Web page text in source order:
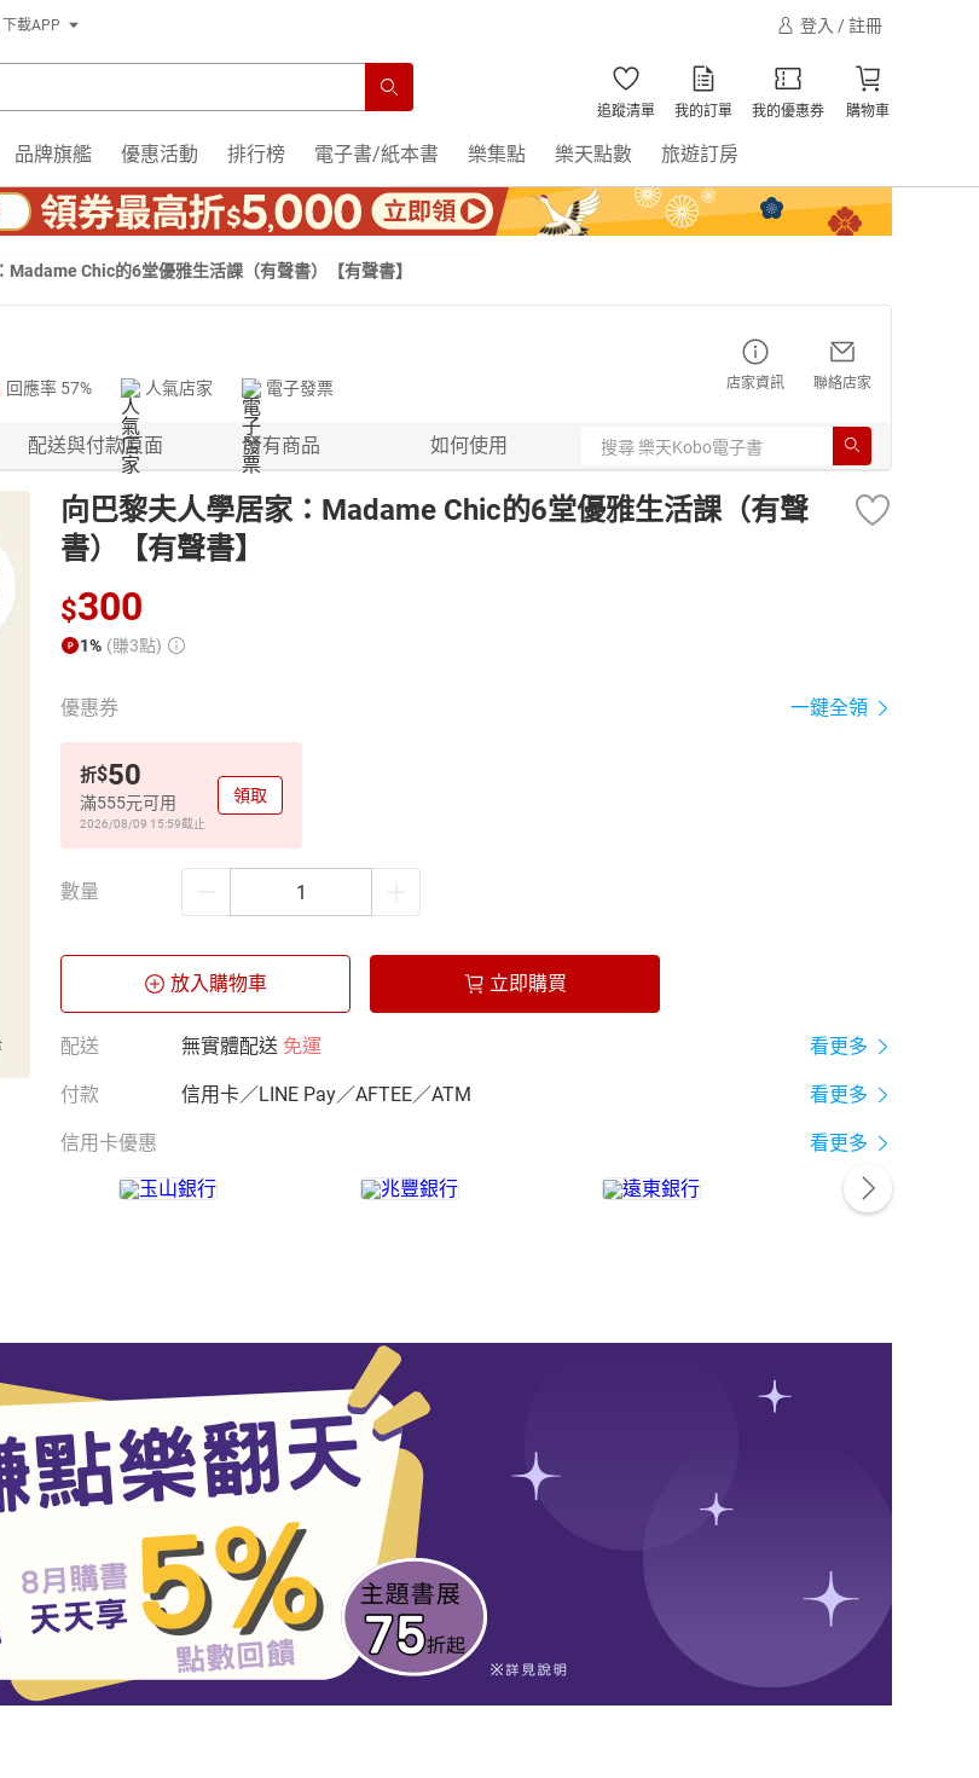
下載APP 登入 / 註冊
追蹤清單 我的訂單 我的優惠券 購物車
品牌旗艦 優惠活動 排行榜 電子書/紙本書 樂集點 樂天點數 旅遊訂房
Madame Chic的6堂優雅生活課（有聲書）【有聲書】
回應率 57% 人氣店家 電子發票 店家資訊 聯絡店家
配送與付款頁面 所有商品 如何使用
向巴黎夫人學居家：Madame Chic的6堂優雅生活課（有聲
書）【有聲書】
$300
1% (賺3點)
優惠券 一鍵全領
折$50
滿555元可用
2026/08/09 15:59截止
領取
數量
放入購物車 立即購買
配送 無實體配送 免運 看更多
付款 信用卡／LINE Pay／AFTEE／ATM 看更多
信用卡優惠 看更多